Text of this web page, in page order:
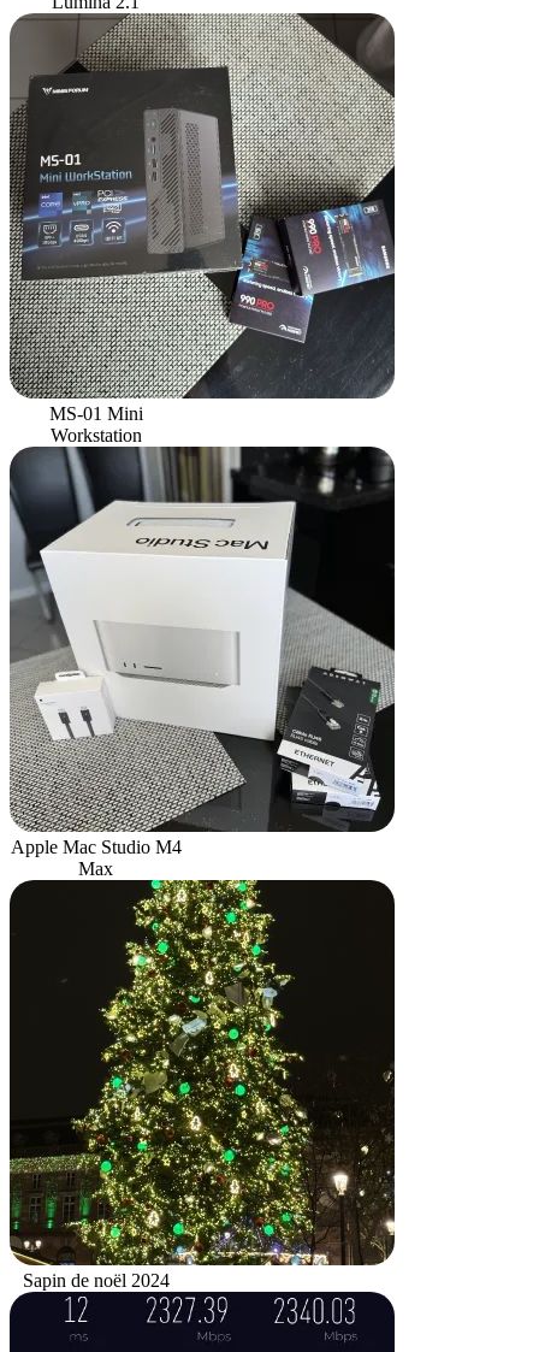
MS-01 Mini
Workstation
Apple Mac Studio M4
Max
Sapin de noël 2024